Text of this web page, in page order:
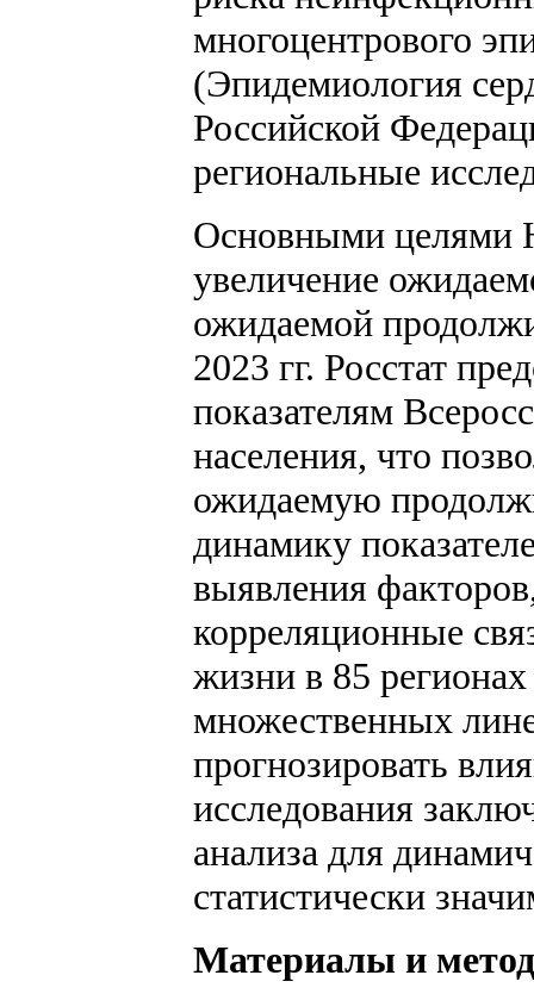
многоцентрового
(Эпидемиология
Российской
региональные
Основными целями
увеличение
ожидаемой
2023 гг. Росстат
показателям
населения, что
ожидаемую
динамику
выявления
корреляционные
жизни в 85
множественных
прогнозировать
исследования
анализа для
статистически
Материалы и